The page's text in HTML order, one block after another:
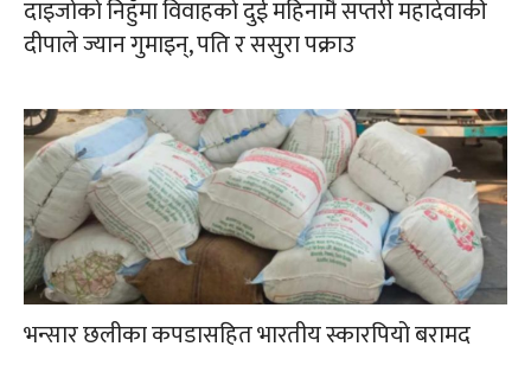
दाइजोको निहुँमा विवाहको दुई महिनामै सप्तरी महादेवाकी
दीपाले ज्यान गुमाइन्, पति र ससुरा पक्राउ
भन्सार छलीका कपडासहित भारतीय स्कारपियो बरामद